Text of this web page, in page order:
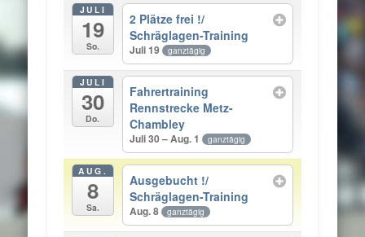
JULI
19
So.
2 Plätze frei !/
Schräglagen-Training
Juli 19 ganztägig
JULI
30
Do.
Fahrertraining
Rennstrecke Metz-
Chambley
Juli 30 – Aug. 1 ganztägig
AUG.
8
Sa.
Ausgebucht !/
Schräglagen-Training
Aug. 8 ganztägig